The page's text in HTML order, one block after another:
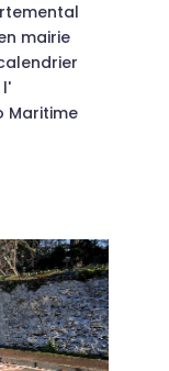
mairie
Maritime